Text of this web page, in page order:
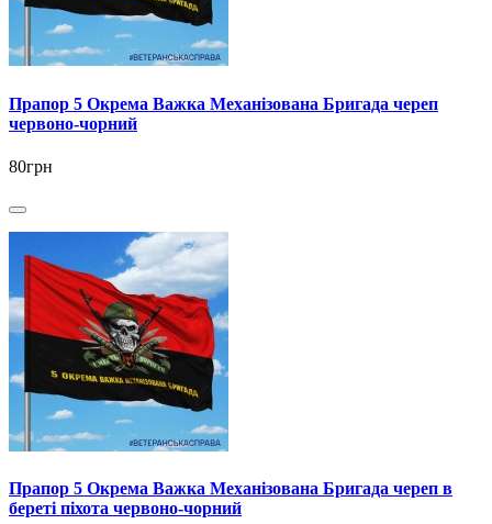
Прапор 5 Окрема Важка Механізована Бригада череп
червоно-чорний
80грн
Прапор 5 Окрема Важка Механізована Бригада череп в
береті піхота червоно-чорний